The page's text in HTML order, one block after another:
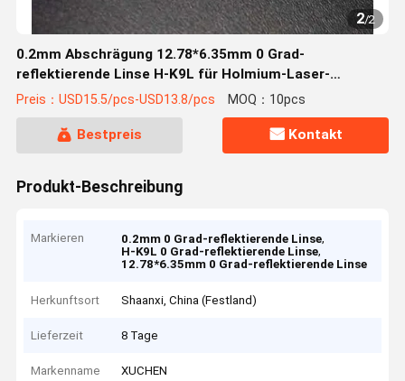
2/2
0.2mm Abschrägung 12.78*6.35mm 0 Grad-
reflektierende Linse H-K9L für Holmium-Laser-
Maschine
Preis：USD15.5/pcs-USD13.8/pcs MOQ：10pcs
Bestpreis Kontakt
Produkt-Beschreibung
Markieren 0.2mm 0 Grad-reflektierende Linse,
H-K9L 0 Grad-reflektierende Linse,
12.78*6.35mm 0 Grad-reflektierende Linse
Herkunftsort Shaanxi, China (Festland)
Lieferzeit 8 Tage
Markenname XUCHEN